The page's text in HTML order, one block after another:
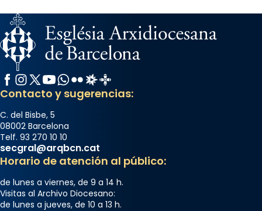
Facebook
Instagram
X / Twitter
YouTube
WhatsApp
FlickrRadio Estel
Catalunya Cristiana
Contacto y sugerencias:
C. del Bisbe, 5
08002 Barcelona
Telf. 93 270 10 10
secgral@arqbcn.cat
Horario de atención al público:
de lunes a viernes, de 9 a 14 h.
Visitas al Archivo Diocesano:
de lunes a jueves, de 10 a 13 h.